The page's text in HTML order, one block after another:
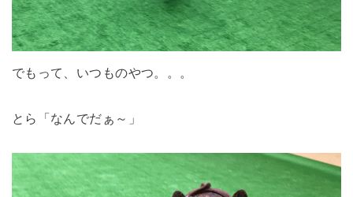
でもって、いつものやつ。。。
とら「なんでだぁ～」